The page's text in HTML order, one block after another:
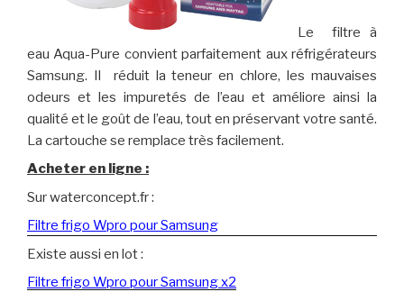
Le filtre à
eau Aqua-Pure convient parfaitement aux réfrigérateurs
Samsung. Il réduit la teneur en chlore, les mauvaises
odeurs et les impuretés de l’eau et améliore ainsi la
qualité et le goût de l’eau, tout en préservant votre santé.
La cartouche se remplace très facilement.
Acheter en ligne :
Sur waterconcept.fr :
Filtre frigo Wpro pour Samsung
Existe aussi en lot :
Filtre frigo Wpro pour Samsung x2